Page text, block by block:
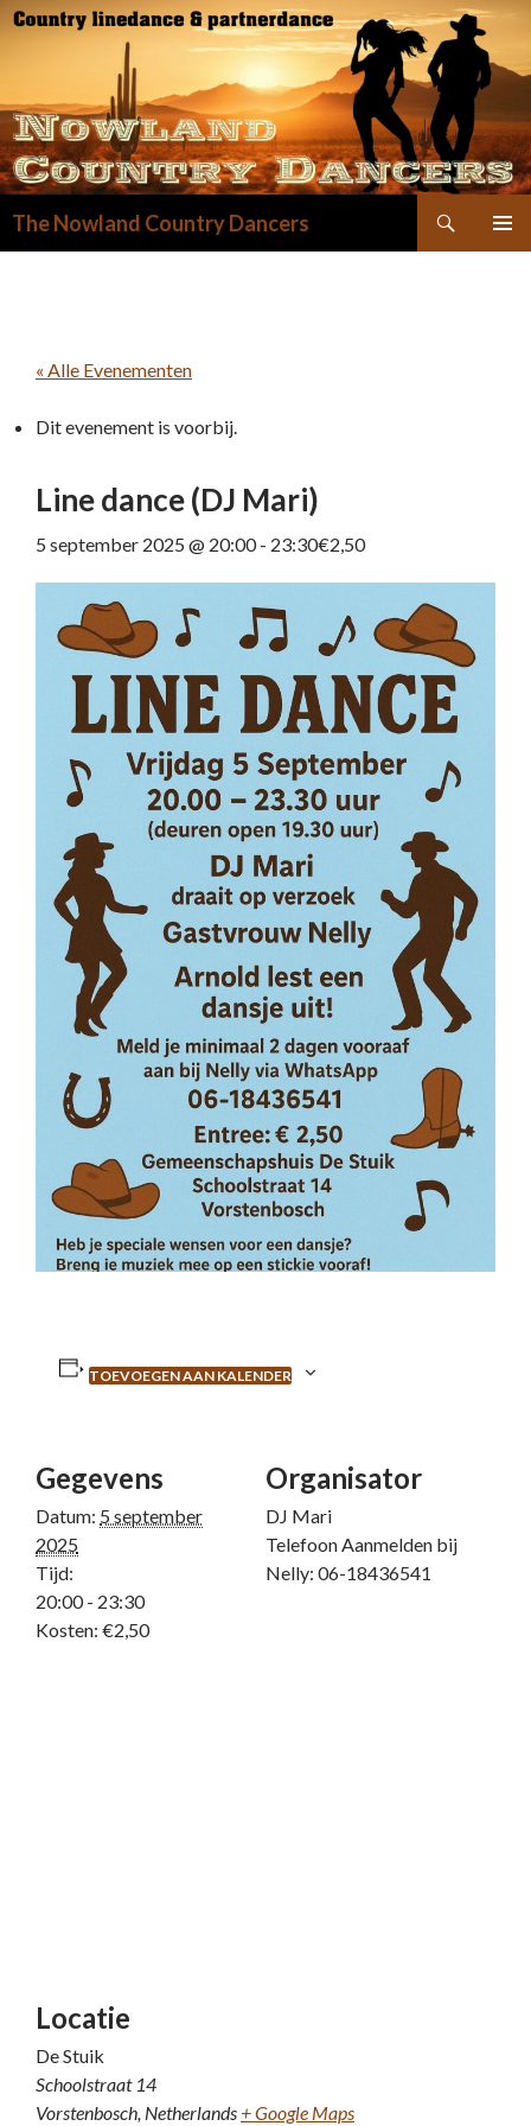
The Nowland Country Dancers
« Alle Evenementen
Dit evenement is voorbij.
Line dance (DJ Mari)
5 september 2025 @ 20:00- 23:30€2,50
TOEVOEGEN AAN KALENDER
Gegevens
Datum: 5 september
2025
Tijd:
20:00 - 23:30
Kosten: €2,50
Organisator
DJ Mari
TelefoonAanmelden bij
Nelly: 06-18436541
Locatie
De Stuik
Schoolstraat 14
Vorstenbosch, Netherlands + Google Maps